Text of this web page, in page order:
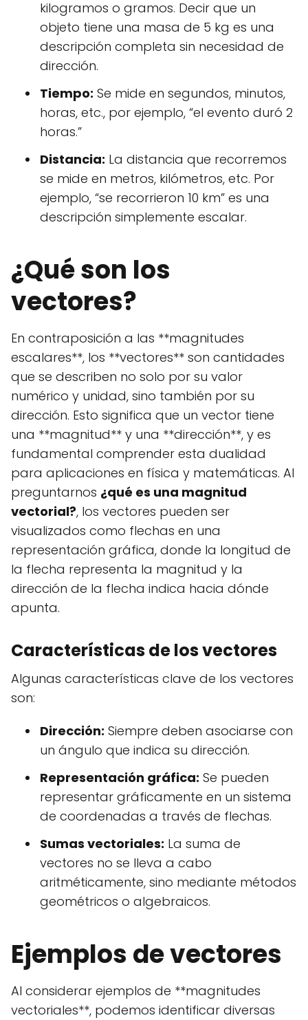
kilogramos o gramos. Decir que un
objeto tiene una masa de 5 kg es una
descripción completa sin necesidad de
dirección.
Tiempo: Se mide en segundos, minutos,
horas, etc., por ejemplo, “el evento duró 2
horas.”
Distancia: La distancia que recorremos
se mide en metros, kilómetros, etc. Por
ejemplo, “se recorrieron 10 km” es una
descripción simplemente escalar.
¿Qué son los
vectores?
En contraposición a las **magnitudes
escalares**, los **vectores** son cantidades
que se describen no solo por su valor
numérico y unidad, sino también por su
dirección. Esto significa que un vector tiene
una **magnitud** y una **dirección**, y es
fundamental comprender esta dualidad
para aplicaciones en física y matemáticas. Al
preguntarnos ¿qué es una magnitud
vectorial?, los vectores pueden ser
visualizados como flechas en una
representación gráfica, donde la longitud de
la flecha representa la magnitud y la
dirección de la flecha indica hacia dónde
apunta.
Características de los vectores
Algunas características clave de los vectores
son:
Dirección: Siempre deben asociarse con
un ángulo que indica su dirección.
Representación gráfica: Se pueden
representar gráficamente en un sistema
de coordenadas a través de flechas.
Sumas vectoriales: La suma de
vectores no se lleva a cabo
aritméticamente, sino mediante métodos
geométricos o algebraicos.
Ejemplos de vectores
Al considerar ejemplos de **magnitudes
vectoriales**, podemos identificar diversas